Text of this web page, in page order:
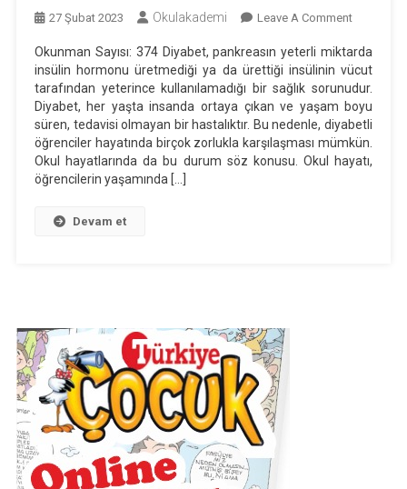
27 Şubat 2023 Okulakademi Leave A CommentOn
Öğrenciler:
Okul
Zorluklar
Ve
Çözümleri
Okunman Sayısı: 374 Diyabet, pankreasın yeterli miktarda
insülin hormonu üretmediği ya da ürettiği insülinin vücut
tarafından yeterince kullanılamadığı bir sağlık sorunudur.
Diyabet, her yaşta insanda ortaya çıkan ve yaşam boyu
süren, tedavisi olmayan bir hastalıktır. Bu nedenle, diyabetli
öğrenciler hayatında birçok zorlukla karşılaşması mümkün.
Okul hayatlarında da bu durum söz konusu. Okul hayatı,
öğrencilerin yaşamında […]
Devam et